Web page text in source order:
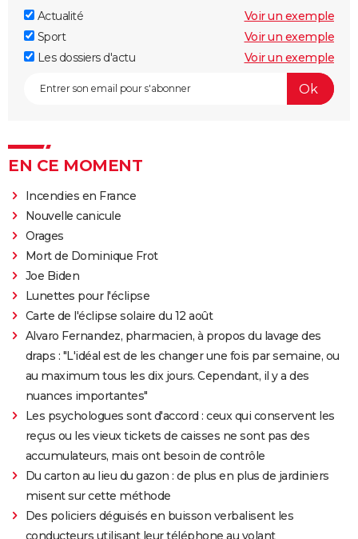
Actualité
Voir un exemple
Sport
Voir un exemple
Les dossiers d'actu
Voir un exemple
EN CE MOMENT
Incendies en France
Nouvelle canicule
Orages
Mort de Dominique Frot
Joe Biden
Lunettes pour l'éclipse
Carte de l'éclipse solaire du 12 août
Alvaro Fernandez, pharmacien, à propos du lavage des
draps : "L'idéal est de les changer une fois par semaine, ou
au maximum tous les dix jours. Cependant, il y a des
nuances importantes"
Les psychologues sont d'accord : ceux qui conservent les
reçus ou les vieux tickets de caisses ne sont pas des
accumulateurs, mais ont besoin de contrôle
Du carton au lieu du gazon : de plus en plus de jardiniers
misent sur cette méthode
Des policiers déguisés en buisson verbalisent les
conducteurs utilisant leur téléphone au volant